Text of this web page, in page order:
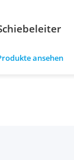
ansehen